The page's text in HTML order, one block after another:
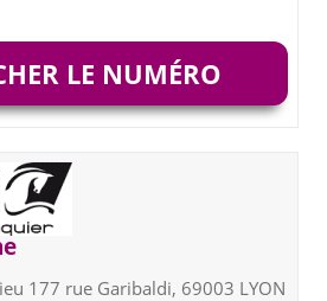
LE NUMÉRO
177 rue Garibaldi, 69003 LYON